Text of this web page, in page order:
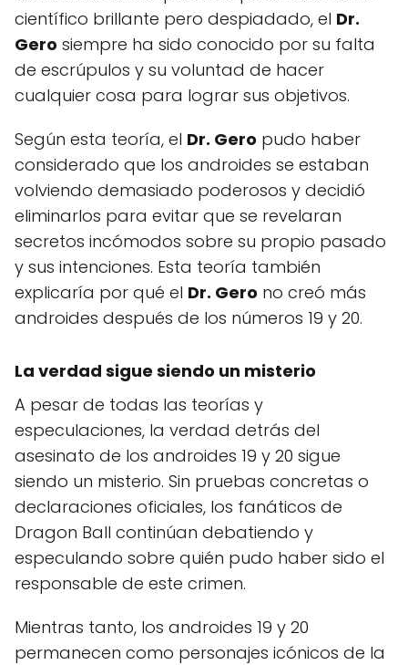
científico brillante pero despiadado, el Dr.
Gero siempre ha sido conocido por su falta
de escrúpulos y su voluntad de hacer
cualquier cosa para lograr sus objetivos.
Según esta teoría, el Dr. Gero pudo haber
considerado que los androides se estaban
volviendo demasiado poderosos y decidió
eliminarlos para evitar que se revelaran
secretos incómodos sobre su propio pasado
y sus intenciones. Esta teoría también
explicaría por qué el Dr. Gero no creó más
androides después de los números 19 y 20.
La verdad sigue siendo un misterio
A pesar de todas las teorías y
especulaciones, la verdad detrás del
asesinato de los androides 19 y 20 sigue
siendo un misterio. Sin pruebas concretas o
declaraciones oficiales, los fanáticos de
Dragon Ball continúan debatiendo y
especulando sobre quién pudo haber sido el
responsable de este crimen.
Mientras tanto, los androides 19 y 20
permanecen como personajes icónicos de la